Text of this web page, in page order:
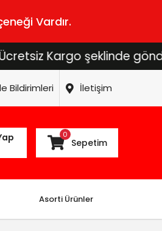
Vardır.
Kargo şeklinde
Bildirimleri İletişim
0
Sepetim
Asorti Ürünler